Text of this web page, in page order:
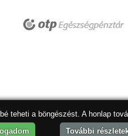
teheti a böngészést. A honlap
További